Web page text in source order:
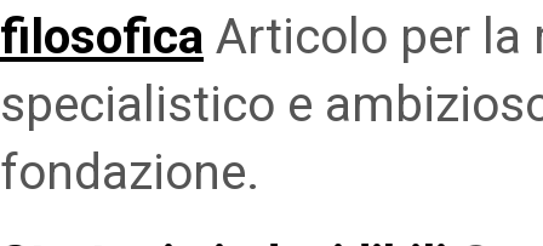
filosofica Articolo per la
specialistico e
fondazione.